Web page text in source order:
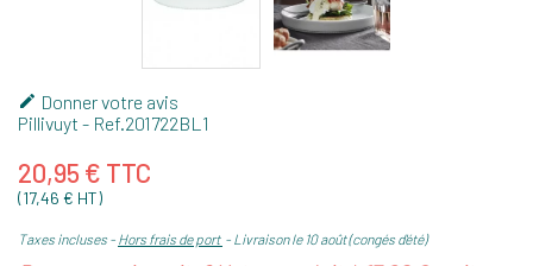
 Donner votre avis
Pillivuyt - Ref.201722BL1
20,95 € TTC
(17,46 € HT)
Taxes incluses Hors frais de port Livraison le 10 août (congés d'été)